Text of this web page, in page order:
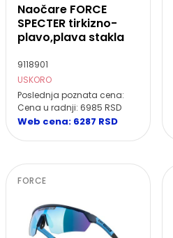
Naočare FORCE
SPECTER tirkizno-
plavo,plava stakla
9118901
USKORO
Poslednja poznata cena:
Cena u radnji: 6985 RSD
Web cena: 6287 RSD
FORCE